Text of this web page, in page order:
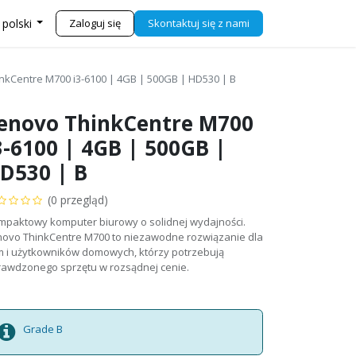
się z nami Sklep
polski Zaloguj się Skontaktuj się z nami
M700 i3-6100 | 4GB | 500GB | HD530 | B
ThinkCentre M700
6100 | 4GB | 500GB |
| B
(0 przegląd)
komputer biurowy o solidnej wydajności.
ThinkCentre M700 to niezawodne rozwiązanie dla
i użytkowników domowych, którzy potrzebują
sprzętu w rozsądnej cenie.
Grade B